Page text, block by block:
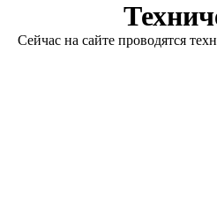
Сейчас на сайте проводятся